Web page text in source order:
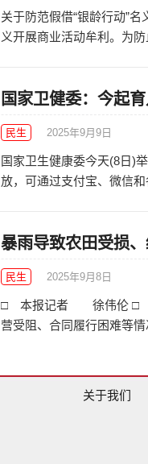
关于防范假借“银龄行动”
义开展商业活动牟利。为
国家卫健委：今起
民生 2025年9月9日
国家卫生健康委今天(8日)
放，可通过支付宝、微信
暴雨导致农田受损
民生 2025年9月8日
□ 本报记者 徐伟伦 □ 本
营受阻、合同履行困难等
关于我们